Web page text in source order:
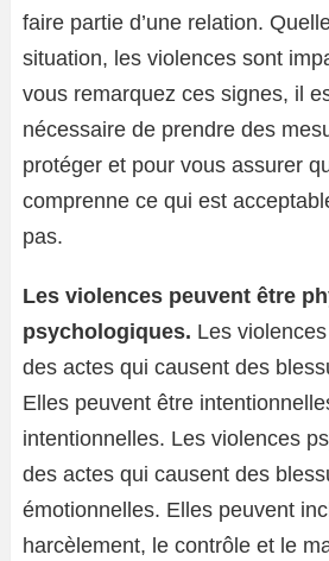
faire partie d’une relation.
situation, les violences sont
vous remarquez ces signes, il
nécessaire de prendre des
protéger et pour vous assurer
comprenne ce qui est
pas.
Les violences peuvent être
psychologiques. Les
des actes qui causent des
Elles peuvent être
intentionnelles. Les violences
des actes qui causent des
émotionnelles. Elles peuvent
harcèlement, le contrôle et le